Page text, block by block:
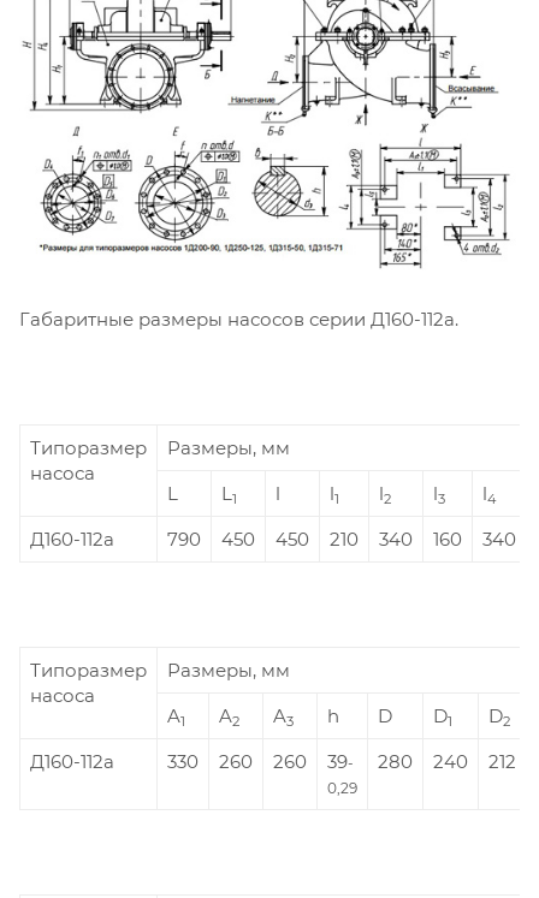
Габаритные размеры насосов серии Д160-112а.
Типоразмер
насоса
Размеры, мм
L
L1 l l1 l2 l3 l4
Д160-112а
790 450 450 210 340 160 340
Типоразмер
насоса
Размеры, мм
A1 A2 A3 h D D1 D2
Д160-112а
330 260 260 39-
0,29
280 240 212